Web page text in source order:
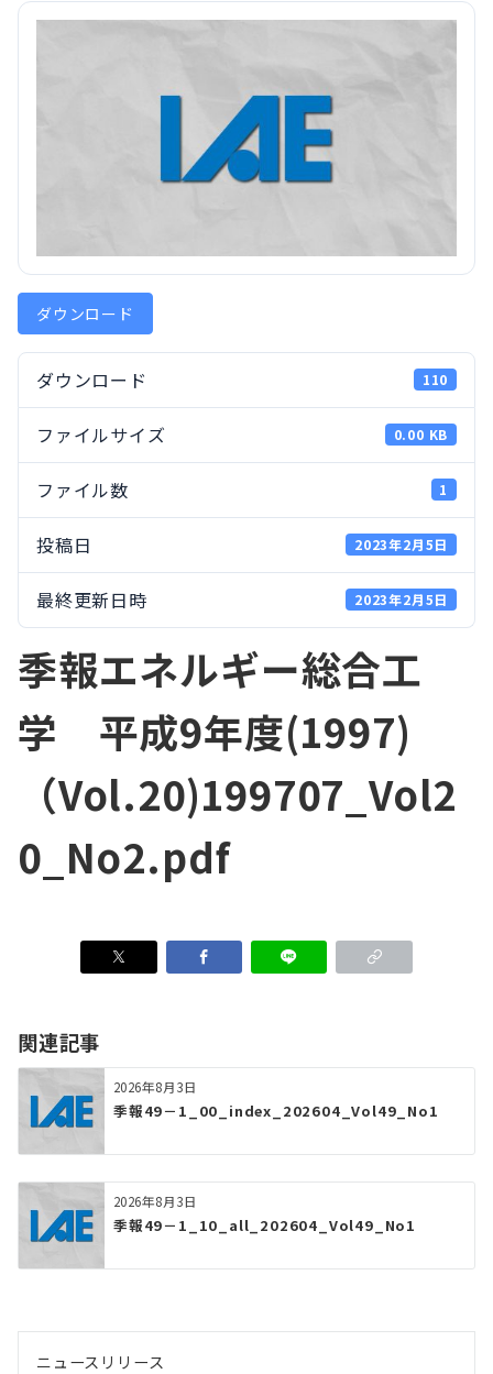
ダウンロード
ダウンロード 110
ファイルサイズ 0.00 KB
ファイル数 1
投稿日 2023年2月5日
最終更新日時 2023年2月5日
季報エネルギー総合工
学 平成9年度(1997)
（Vol.20)199707_Vol2
0_No2.pdf
関連記事
2026年8月3日
季報49－1_00_index_202604_Vol49_No1
2026年8月3日
季報49－1_10_all_202604_Vol49_No1
ニュースリリース